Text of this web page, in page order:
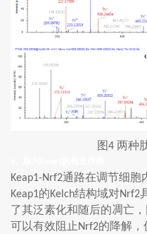
图4 两种
Keap1-Nrf2通路在调节细胞
Keap1的Kelch结构域对Nrf2
了其泛素化和随后的凋亡，
可以有效阻止 Nrf2的降解，